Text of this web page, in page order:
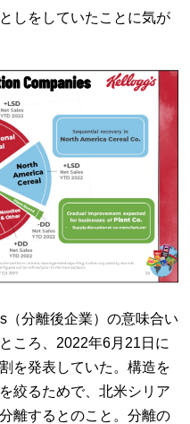
しをしていたことに気が
分離後企業）の意味合い
ころ、2022年6月21日に
を発表していた。構造を
絞るためで、北米シリア
離するとのこと。分離の